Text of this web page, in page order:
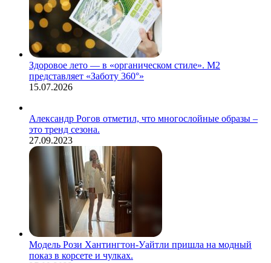
Здоровое лето — в «органическом стиле». М2
представляет «Заботу 360°»
15.07.2026
Александр Рогов отметил, что многослойные образы –
это тренд сезона.
27.09.2023
Модель Рози Хантингтон-Уайтли пришла на модный
показ в корсете и чулках.